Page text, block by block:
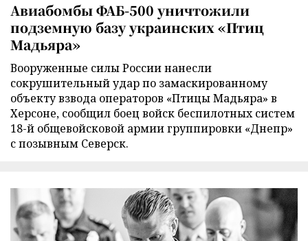
Авиабомбы ФАБ-500 уничтожили
подземную базу украинских «Птиц
Мадьяра»
Вооруженные силы России нанесли
сокрушительный удар по замаскированному
объекту взвода операторов «Птицы Мадьяра» в
Херсоне, сообщил боец войск беспилотных систем
18-й общевойсковой армии группировки «Днепр»
с позывным Северск.